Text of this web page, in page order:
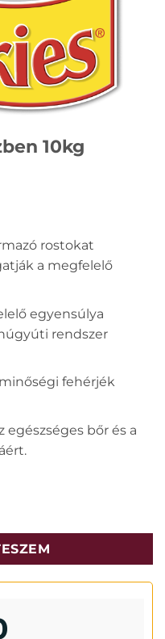
10kg
rostokat
a megfelelő
egyensúlya
rendszer
fehérjék
egészséges bőr és a